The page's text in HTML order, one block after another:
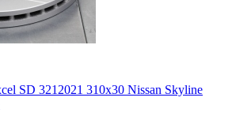
SD 3212021 310x30 Nissan Skyline